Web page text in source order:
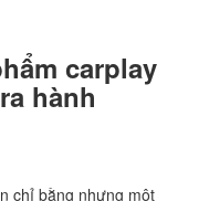
carplay
hành
chỉ bằng nhưng một